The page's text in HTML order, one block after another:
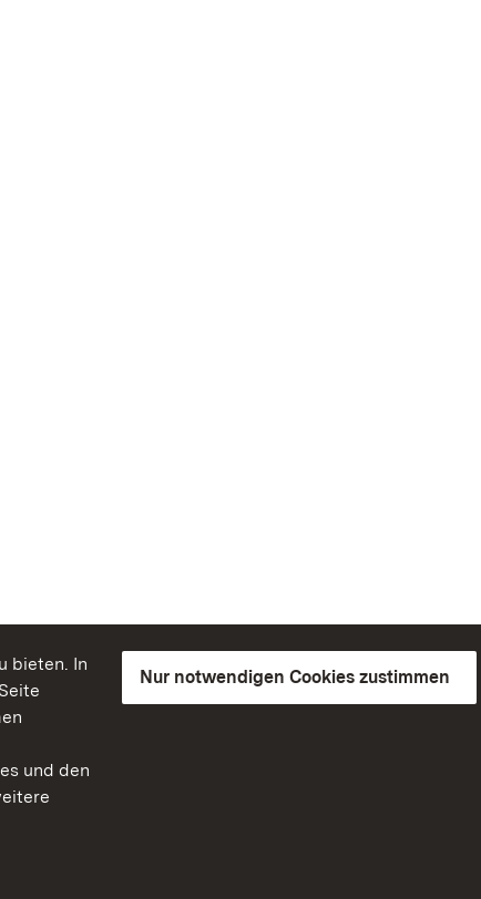
bieten. In
und den
Nur notwendigen Cookies zustimmen